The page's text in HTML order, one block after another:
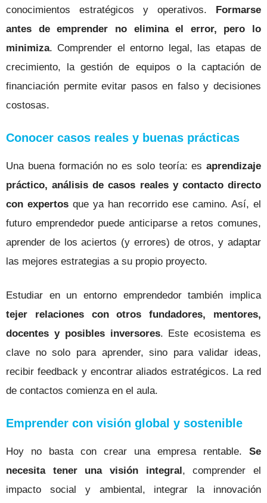
conocimientos estratégicos y operativos.
Formarse
antes de emprender no elimina el error, pero lo
minimiza. Comprender el entorno legal, las etapas de
crecimiento, la gestión de equipos o la captación de
financiación permite evitar pasos en falso y decisiones
costosas.
Conocer casos reales y buenas prácticas
Una buena formación no es solo teoría: es aprendizaje
práctico, análisis de casos reales y contacto directo
con expertos que ya han recorrido ese camino. Así, el
futuro emprendedor puede anticiparse a retos comunes,
aprender de los aciertos (y errores) de otros, y adaptar
las mejores estrategias a su propio proyecto.
Estudiar en un entorno emprendedor también implica
tejer relaciones con otros fundadores, mentores,
docentes y posibles inversores. Este ecosistema es
clave no solo para aprender, sino para validar ideas,
recibir feedback y encontrar aliados estratégicos. La red
de contactos comienza en el aula.
Emprender con visión global y sostenible
Hoy no basta con crear una empresa rentable. Se
necesita tener una visión integral, comprender el
impacto social y ambiental, integrar la innovación